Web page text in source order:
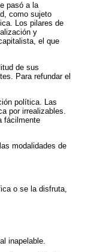
pasó a la
como sujeto
Los pilares de
y
el que
de sus
Para refundar el
política. Las
por irrealizables.
fácilmente
modalidades de
o se la disfruta,
inapelable.